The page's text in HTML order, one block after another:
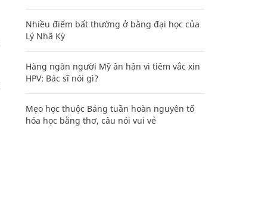
Nhiều điểm bất thường ở bằng đại học của
Lý Nhã Kỳ
Hàng ngàn người Mỹ ân hận vì tiêm vắc xin
HPV: Bác sĩ nói gì?
Mẹo học thuộc Bảng tuần hoàn nguyên tố
hóa học bằng thơ, câu nói vui vẻ